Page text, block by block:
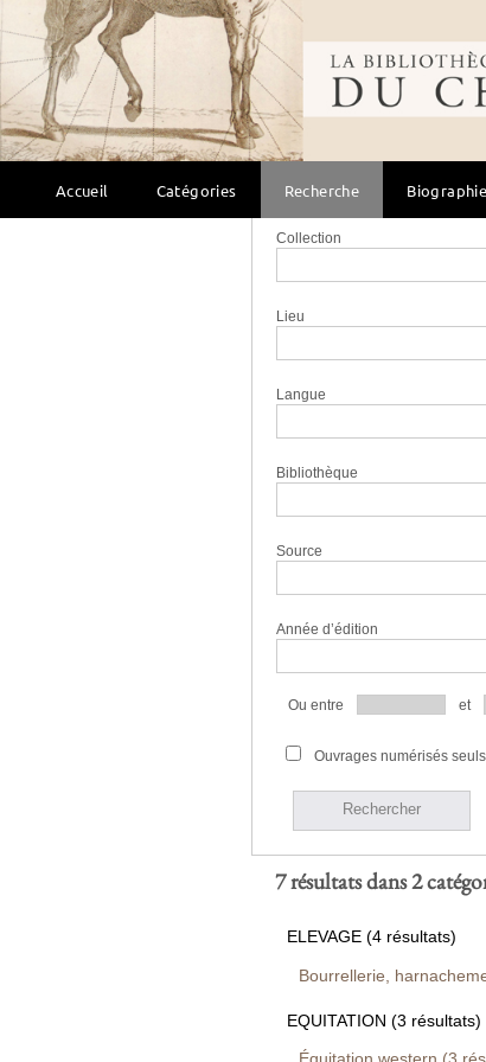
Bibliothèque
Accueil Catégories Recherche
Titre
Auteur
Éditeur
Collection
Lieu
Langue
Bibliothèque
Source
Année d’édition
Ou entre et
Ouvrages numérisés seuls
Rechercher
7 résultats dans 2
ELEVAGE (4 résultats)
Bourrellerie,
EQUITATION (3 résultats)